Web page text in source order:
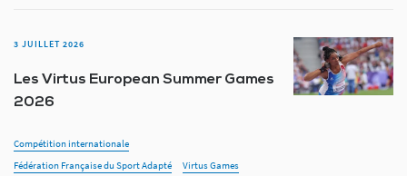
3 JUILLET 2026
Les Virtus European Summer Games
2026
Compétition internationale
Fédération Française du Sport Adapté
Virtus Games